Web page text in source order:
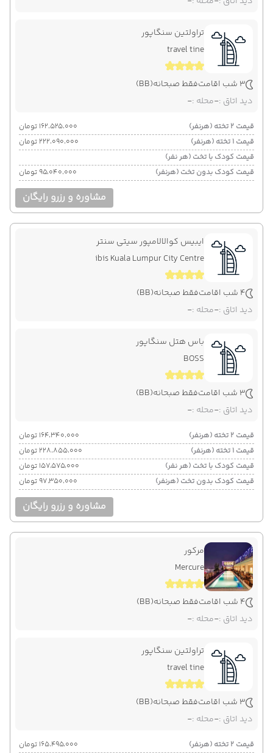
تراولتین سنگاپور
travel tine
3 شب اقامت فقط صبحانه(BB)
دید اتاق :-محله :-
قیمت 2 تخته (هرنفر)
۱۶۲٬۵۲۵٬۰۰۰ تومان
قیمت 1 تخته (هرنفر)
۲۲۲٬۰۹۰٬۰۰۰ تومان
قیمت کودک با تخت (هر نفر)
قیمت کودک بدون تخت (هرنفر)
۹۵٬۰۴۰٬۰۰۰ تومان
مشاوره و رزرو رایگان
ایبیس کوالالامپور سیتی سنتر
ibis Kuala Lumpur City Centre
4 شب اقامت فقط صبحانه(BB)
دید اتاق :-محله :-
باس هتل سنگاپور
BOSS
3 شب اقامت فقط صبحانه(BB)
دید اتاق :-محله :-
قیمت 2 تخته (هرنفر)
۱۶۴٬۳۴۰٬۰۰۰ تومان
قیمت 1 تخته (هرنفر)
۲۲۸٬۸۵۵٬۰۰۰ تومان
قیمت کودک با تخت (هر نفر)
۱۵۷٬۵۷۵٬۰۰۰ تومان
قیمت کودک بدون تخت (هرنفر)
۹۷٬۳۵۰٬۰۰۰ تومان
مشاوره و رزرو رایگان
مرکور
Mercure
4 شب اقامت فقط صبحانه(BB)
دید اتاق :-محله :-
تراولتین سنگاپور
travel tine
3 شب اقامت فقط صبحانه(BB)
دید اتاق :-محله :-
قیمت 2 تخته (هرنفر)
۱۶۵٬۴۹۵٬۰۰۰ تومان